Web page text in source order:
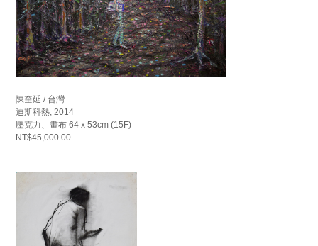
陳奎延 / 台灣
迪斯科熱, 2014
壓克力、畫布 64 x 53cm (15F)
NT$45,000.00